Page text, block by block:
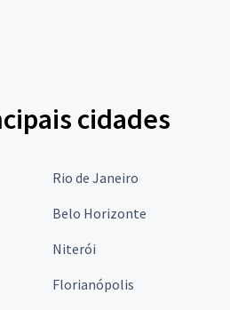
cidades
Rio de Janeiro
Belo Horizonte
Niterói
Florianópolis